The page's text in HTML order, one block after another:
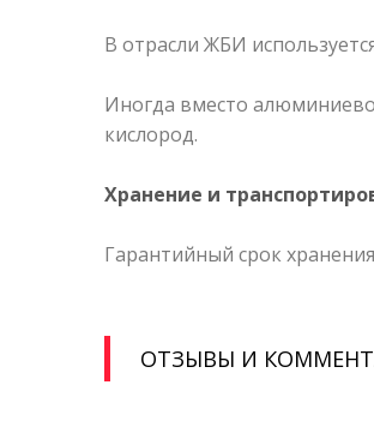
В отрасли ЖБИ
Иногда вместо
кислород.
Хранение и
Гарантийный срок
ОТЗЫВЫ И